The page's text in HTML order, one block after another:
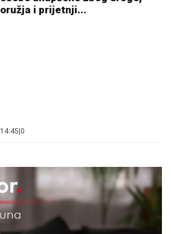
oružja i prijetnji...
14:45 0